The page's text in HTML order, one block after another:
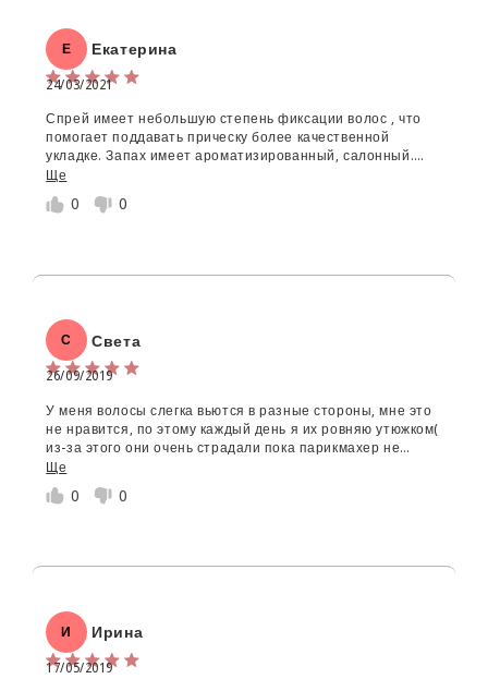
Е Екатерина
24/03/2021
Спрей имеет небольшую степень фиксации волос , что
помогает поддавать прическу более качественной
укладке. Запах имеет ароматизированный, салонный.
Распылитель удобный и помогает расходовать его более
экономно, так же плюсом снимает с волос пушение и
статику. Причёска выглядит ухоженно, зафиксировано
Ще
0 0
С Света
26/09/2019
У меня волосы слегка вьются в разные стороны, мне это
не нравится, по этому каждый день я их ровняю утюжком(
из-за этого они очень страдали пока парикмахер не
посоветовала мне бибикос. Теперь мои волосы не только
ровные, но и здоровые. Я очень довольна!
Ще
0 0
И Ирина
17/05/2019